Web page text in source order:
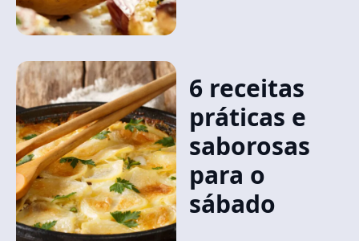
6 receitas
práticas e
saborosas
para o
sábado